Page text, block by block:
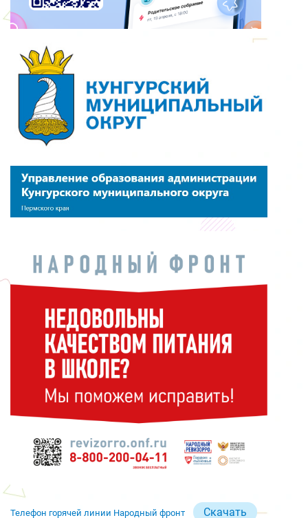
Телефон горячей линии Народный фронт Скачать